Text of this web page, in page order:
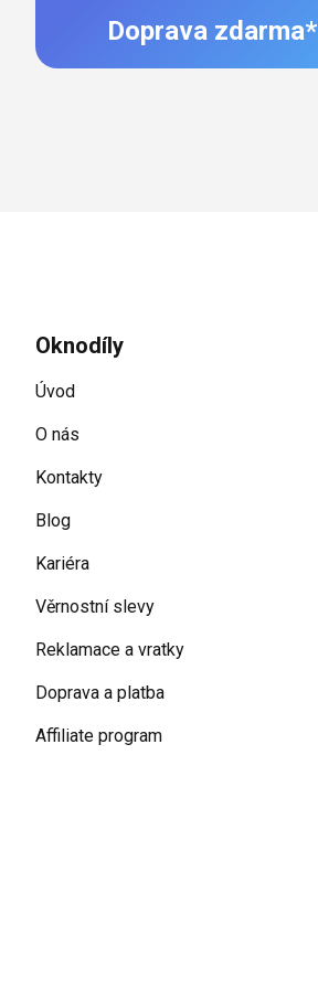
Doprava zdarma*
Zápatí
Oknodíly
Úvod
O nás
Kontakty
Blog
Kariéra
Věrnostní slevy
Reklamace a vratky
Doprava a platba
Affiliate program